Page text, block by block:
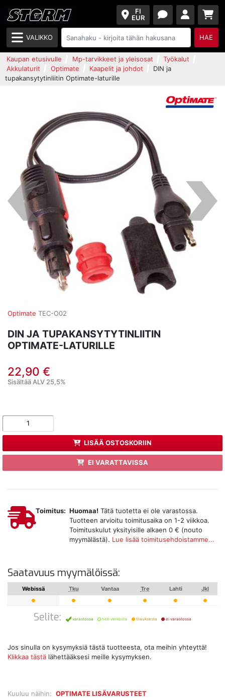
FI
EUR
VALIKKO HAE
Kaupan etusivulle Mp-tarvikkeet ja yleisosat
Työkalut
Akkulaturit
Optimate Kaapelit ja johdot
DIN ja
tupakansytytinliitin Optimate-laturille
Optimate TEC-O02
DIN JA TUPAKANSYTYTINLIITIN
OPTIMATE-LATURILLE
22,90 €
Sisältää ALV 25,5%
LISÄÄ OSTOSKORIIN
EI VARATTAVISSA
Kuuluu näihin: OPTIMATE LISÄVARUSTEET
Toimitus: Huomaa! Tätä tuotetta ei ole varastossa.
Tuotteen arvioitu toimitusaika on 1-2 viikkoa.
Toimituskulut yksityisille alkaen 0 € (nouto
myymälästä). Lue lisää toimitusehdoistamme...
Saatavuus myymälöissä:
Webissä Tku Vantaa Tre Lahti Jkl
Selite: varastossa heti verkosta tilauksesta ei varastossa
Jos sinulla on kysymyksiä tästä tuotteesta, ota meihin yhteyttä!
Klikkaa tästä lähettääksesi meille kysymyksen.